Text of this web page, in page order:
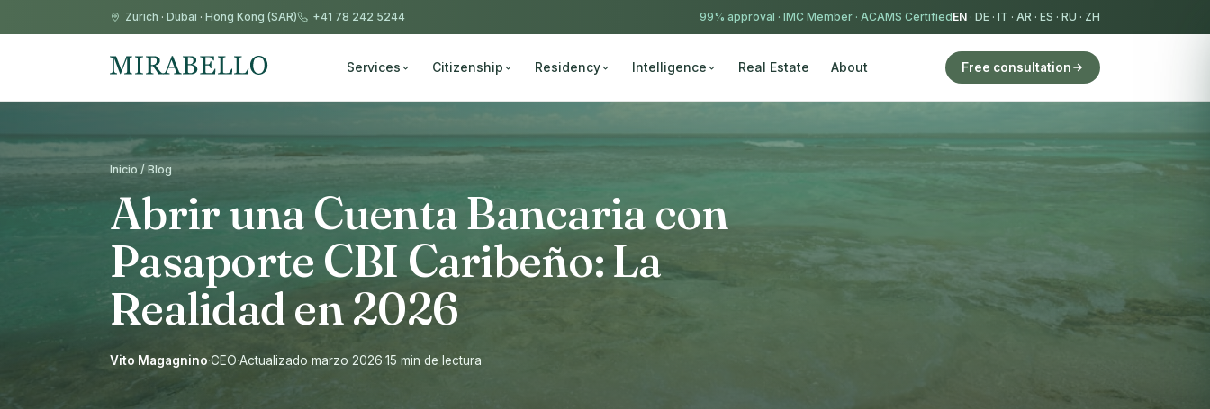
Zurich · Dubai · Hong Kong (SAR) +41 78 242 5244 99% approval · IMC Member · ACAMS CertifiedEN · DE · IT · AR · ES · RU · ZH
Services Citizenship Residency Intelligence Real Estate About Free consultation
Inicio / Blog
Abrir una Cuenta Bancaria con
Pasaporte CBI Caribeño: La
Realidad en 2026
Vito Magagnino·CEO·Actualizado marzo 2026·15 min de lectura